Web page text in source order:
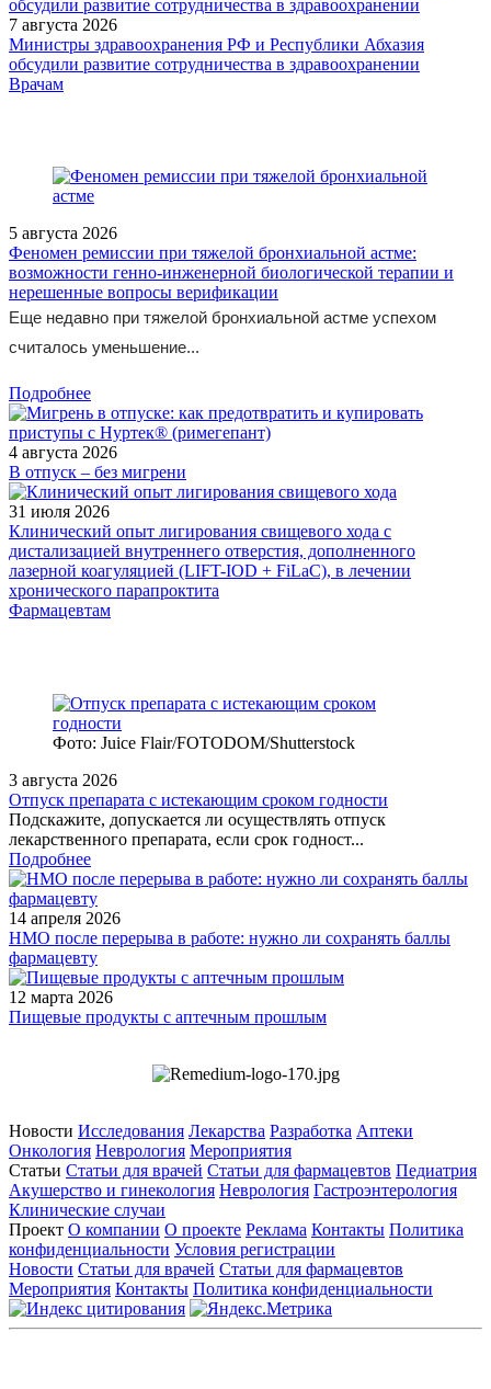
7 августа 2026
Министры здравоохранения РФ и Республики Абхазия
обсудили развитие сотрудничества в здравоохранении
/legislation/law/Prikaz-Ministerstva-zdravookhraneniya-Rossiyskoy-
Врачам
5 августа 2026
Феномен ремиссии при тяжелой бронхиальной астме:
возможности генно-инженерной биологической терапии и
нерешенные вопросы верификации
Еще недавно при тяжелой бронхиальной астме успехом
считалось уменьшение...
Подробнее
4 августа 2026
В отпуск – без мигрени
31 июля 2026
Клинический опыт лигирования свищевого хода с
дистализацией внутреннего отверстия, дополненного
лазерной коагуляцией (LIFT-IOD + FiLaC), в лечении
хронического парапроктита
Фармацевтам
Фото: Juice Flair/FOTODOM/Shutterstoсk
3 августа 2026
Отпуск препарата с истекающим сроком годности
Подскажите, допускается ли осуществлять отпуск
лекарственного препарата, если срок годност...
Подробнее
14 апреля 2026
НМО после перерыва в работе: нужно ли сохранять баллы
фармацевту
12 марта 2026
Пищевые продукты с аптечным прошлым
Новости Исследования Лекарства Разработка Аптеки
Онкология Неврология Мероприятия
Статьи Статьи для врачей Статьи для фармацевтов Педиатрия
Акушерство и гинекология Неврология Гастроэнтерология
Клинические случаи
Проект О компании О проекте Реклама Контакты Политика
конфиденциальности Условия регистрации
Новости Статьи для врачей Статьи для фармацевтов
Мероприятия Контакты Политика конфиденциальности